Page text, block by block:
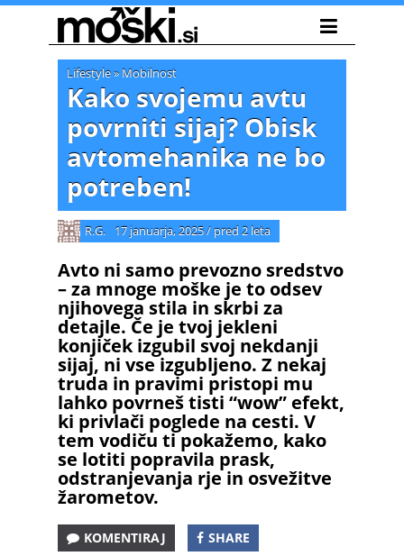
Lifestyle» Mobilnost
Kako svojemu avtu
povrniti sijaj? Obisk
avtomehanika ne bo
potreben!
R.G. 17 januarja, 2025/ pred 2 leta
Avto ni samo prevozno sredstvo
– za mnoge moške je to odsev
njihovega stila in skrbi za
detajle. Če je tvoj jekleni
konjiček izgubil svoj nekdanji
sijaj, ni vse izgubljeno. Z nekaj
truda in pravimi pristopi mu
lahko povrneš tisti “wow” efekt,
ki privlači poglede na cesti. V
tem vodiču ti pokažemo, kako
se lotiti popravila prask,
odstranjevanja rje in osvežitve
žarometov.
KOMENTIRAJ SHARE